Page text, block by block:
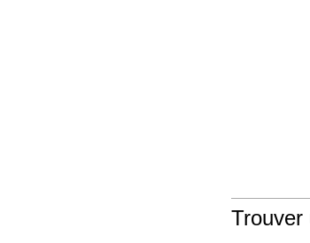
Trouver